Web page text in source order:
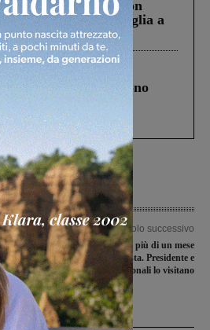
struttura di Castiglion
aveva ucciso la figlia a
in A1 in cui morirono
Lo schianto, il
sorpassi fra tir....
la
Articolo successivo
Sammezzano, poco più di un mese
alla nuova asta. Presidente e
consiglieri regionali lo visitano